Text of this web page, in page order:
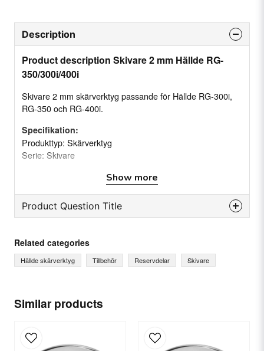
Similar products
Description
Product description Skivare 2 mm Hällde RG-
350/300i/400i
Skivare 2 mm skärverktyg passande för Hällde RG-300i,
RG-350 och RG-400i.
Specifikation:
Produkttyp: Skärverktyg
Serie: Skivare
Show more
Product Question Title
Ask us something about this product...
Name
email
Email
Related categories
Hällde skärverktyg Tillbehör Reservdelar Skivare